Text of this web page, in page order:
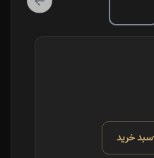
سبد خرید